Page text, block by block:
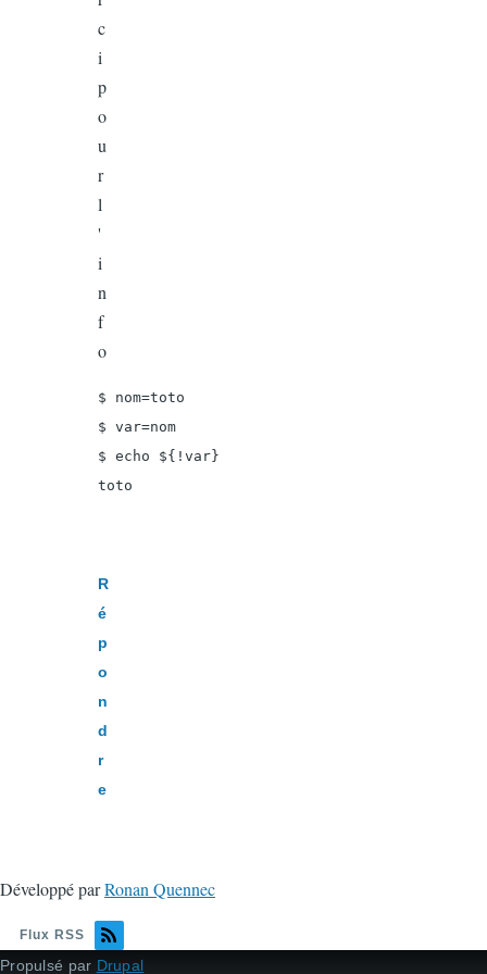
c
i
p
o
u
r
l
'
i
n
f
o
$ nom=toto
$ var=nom
$ echo ${!var}
toto
R
é
p
o
n
d
r
e
Développé parRonan Quennec
Flux RSS
Propulsé par Drupal